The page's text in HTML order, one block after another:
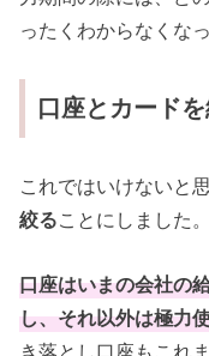
ったくわからなくな
口座と カードを
これではいけないと
絞ることにしました。
口座はいまの会社の
し、それ以外は極力
き落とし口座もこれ